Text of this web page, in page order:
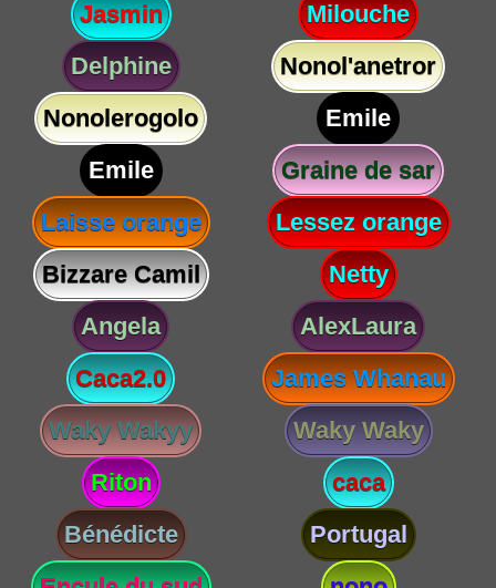
Jasmin
Milouche
Delphine
Nonol'anetror
Nonolerogolo
Emile
Emile
Graine de sar
Laisse orange
Lessez orange
Bizzare Camil
Netty
Angela
AlexLaura
Caca2.0
James Whanau
Waky Wakyy
Waky Waky
Riton
caca
Bénédicte
Portugal